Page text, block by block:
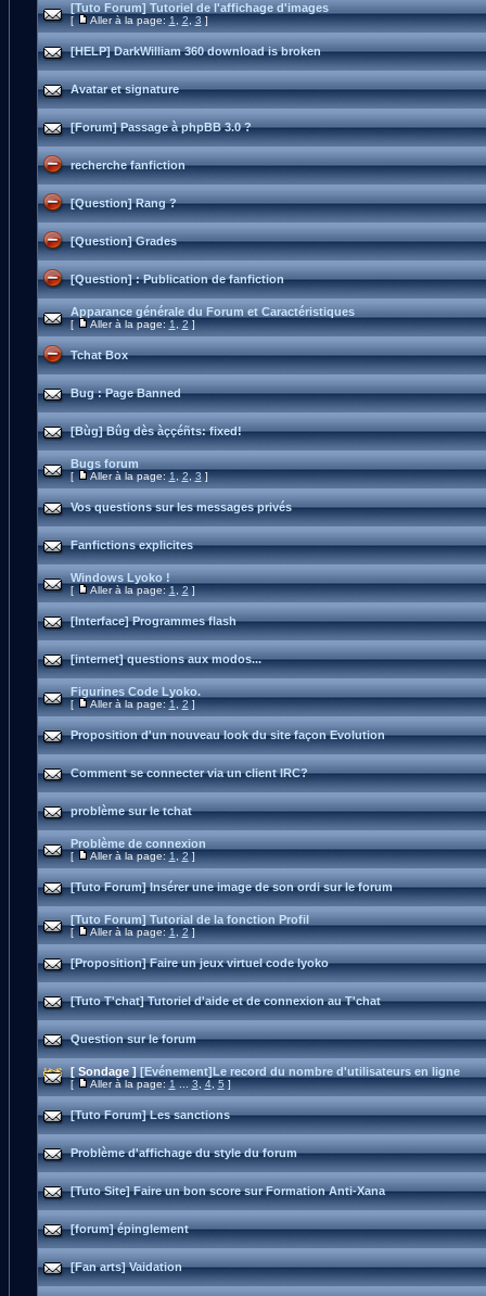
[Tuto Forum] Tutoriel de l'affichage d'images
[ Aller à la page:1,2,3]
[HELP] DarkWilliam 360 download is broken
Avatar et signature
[Forum] Passage à phpBB 3.0 ?
recherche fanfiction
[Question] Rang ?
[Question] Grades
[Question] : Publication de fanfiction
Apparance générale du Forum et Caractéristiques
[ Aller à la page:1,2]
Tchat Box
Bug : Page Banned
[Bùg] Bûg dès àççéñts: fixed!
Bugs forum
[ Aller à la page:1,2,3]
Vos questions sur les messages privés
Fanfictions explicites
Windows Lyoko !
[ Aller à la page:1,2]
[Interface] Programmes flash
[internet] questions aux modos...
Figurines Code Lyoko.
[ Aller à la page:1,2]
Proposition d'un nouveau look du site façon Evolution
Comment se connecter via un client IRC?
problème sur le tchat
Problème de connexion
[ Aller à la page:1,2]
[Tuto Forum] Insérer une image de son ordi sur le forum
[Tuto Forum] Tutorial de la fonction Profil
[ Aller à la page:1,2]
[Proposition] Faire un jeux virtuel code lyoko
[Tuto T'chat] Tutoriel d'aide et de connexion au T'chat
Question sur le forum
[ Sondage ] [Evénement]Le record du nombre d'utilisateurs en ligne
[ Aller à la page:1...3,4,5]
[Tuto Forum] Les sanctions
Problème d'affichage du style du forum
[Tuto Site] Faire un bon score sur Formation Anti-Xana
[forum] épinglement
[Fan arts] Vaidation